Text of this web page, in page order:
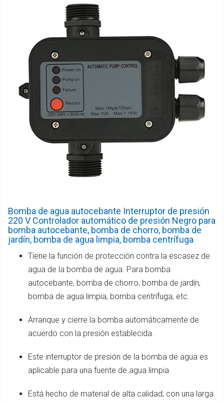
Bomba de agua autocebante Interruptor de presión
220 V Controlador automático de presión Negro para
bomba autocebante, bomba de chorro, bomba de
jardín, bomba de agua limpia, bomba centrífuga
Tiene la función de protección contra la escasez de
agua de la bomba de agua. Para bomba
autocebante, bomba de chorro, bomba de jardín,
bomba de agua limpia, bomba centrífuga, etc.
Arranque y cierre la bomba automáticamente de
acuerdo con la presión establecida.
Este interruptor de presión de la bomba de agua es
aplicable para una fuente de agua limpia
Está hecho de material de alta calidad, con una larga